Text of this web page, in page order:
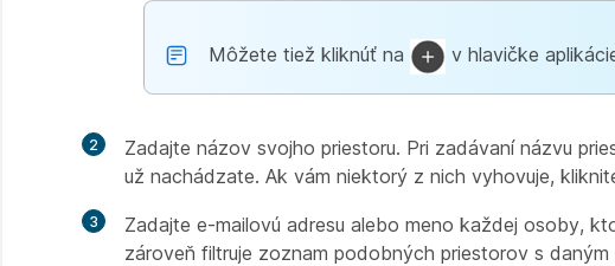
Môžete tiež kliknúť na v hlavičke
2
Zadajte názov svojho priestoru. Pri zadávaní názvu
už nachádzate. Ak vám niektorý z nich vyhovuje,
3
Zadajte e-mailovú adresu alebo meno každej osoby,
zároveň filtruje zoznam podobných priestorov s daným